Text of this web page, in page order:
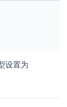
设置为